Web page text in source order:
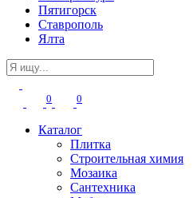
Пятигорск
Ставрополь
Ялта
0 0
Каталог
Плитка
Строительная химия
Мозаика
Сантехника